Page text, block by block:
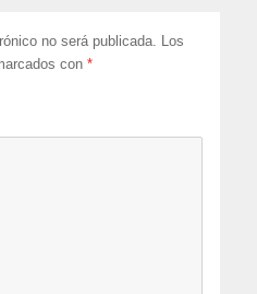
no será publicada. Los
con*